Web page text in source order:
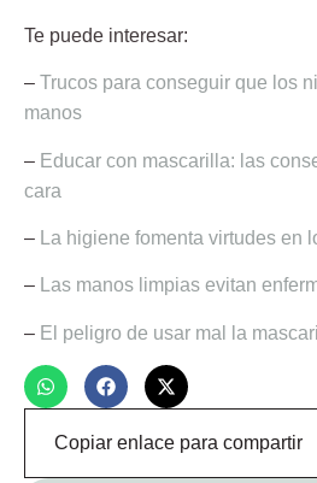
Te puede interesar:
– Trucos para conseguir que los
manos
– Educar con mascarilla: las
cara
– La higiene fomenta virtudes en
– Las manos limpias evitan
– El peligro de usar mal la
Copiar enlace para compartir